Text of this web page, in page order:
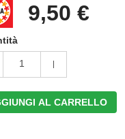
9,50 €
1
AL CARRELLO